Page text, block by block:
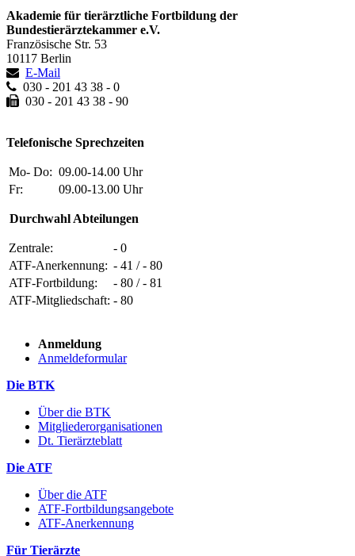
Akademie für tierärztliche Fortbildung der
Bundestierärztekammer e.V.
Französische Str. 53
10117 Berlin
E-Mail
030 - 201 43 38 - 0
030 - 201 43 38 - 90
Telefonische Sprechzeiten
Mo- Do: 09.00-14.00 Uhr
Fr:
09.00-13.00 Uhr
Durchwahl Abteilungen
Zentrale:
- 0
ATF-Anerkennung: - 41 / - 80
ATF-Fortbildung:
- 80 / - 81
ATF-Mitgliedschaft: - 80
Anmeldung
Anmeldeformular
Die BTK
Über die BTK
Mitgliederorganisationen
Dt. Tierärzteblatt
Die ATF
Über die ATF
ATF-Fortbildungsangebote
ATF-Anerkennung
Für Tierärzte